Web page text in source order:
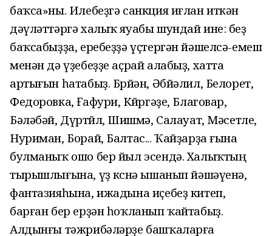
баҡса»ны. Илебеҙгә санкция иғлан иткән
дәүләттәргә халыҡ яуабы шундай ине: беҙ
баҡсабыҙҙа, еребеҙҙә үҫтергән йәшелсә-емеш
менән дә үҙебеҙҙе аҫрай алабыҙ, хатта
артығын һатабыҙ. Бөрйән, Әбйәлил, Белорет,
Федоровка, Ғафури, Көйөргәҙе, Благовар,
Бәләбәй, Дүртөйлө, Шишмә, Салауат, Мәсетле,
Нуриман, Борай, Балтас... Ҡайҙарҙа ғына
булманыҡ ошо бер йыл эсендә. Халыҡтың
тырышлығына, үҙ көсөнә ышанып йәшәүенә,
фантазияһына, ижадына иҫебеҙ китеп,
барған бер ерҙән һоҡланып ҡайтабыҙ.
Алдынғы тәжрибәләрҙе башҡаларға